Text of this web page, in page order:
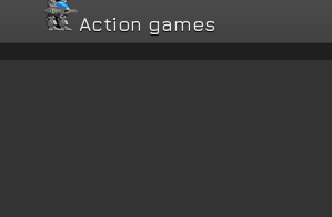
Action games